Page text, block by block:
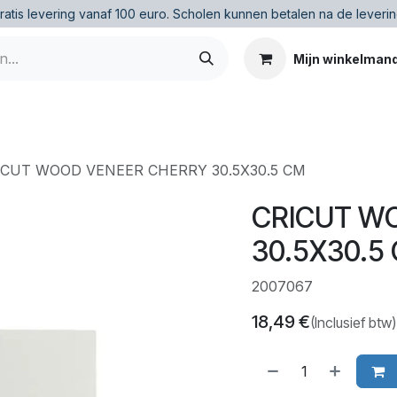
levering vanaf 100 euro. Scholen kunnen betalen na de
Mijn
WOOD VENEER CHERRY 30.5X30.5 CM
CRICUT
30.5X30.5
2007067
18,49€(Inclusief btw)